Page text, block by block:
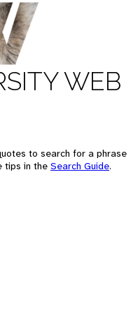
WEB
to search for a phrase
tips in the Search Guide.